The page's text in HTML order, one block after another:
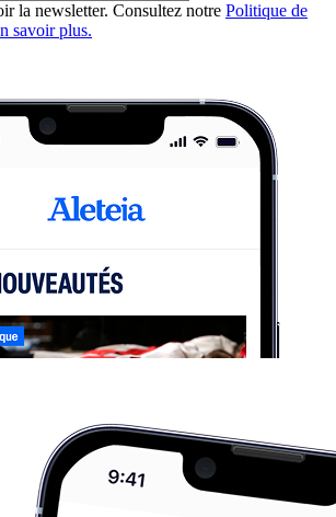
la newsletter. Consultez notre Politique de
savoir plus.